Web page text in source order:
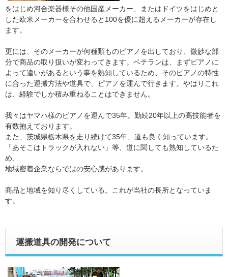
をはじめ河合楽器様その他国産メーカー、またはドイツをはじめと
した欧米メーカーを合わせると100を優に超えるメーカーが存在し
ます。
更には、そのメーカーが何種類ものピアノを出しており、微妙な部
分で商品の取り扱いが変わってきます。ベテランは、まずピアノに
よって違いがあるという事を熟知しているため、そのピアノの特性
に合った運搬方法や道具で、ピアノを運んで行きます。やはりこれ
は、経験でしか積み重ねることはできません。
我々はヤマハ様のピアノを運んで35年。勤続20年以上の高技能者を
有数抱えております。
また、茨城県栃木県を走り続けて35年、道も良く知っています。
「あそこはトラックが入れない」等、道に関しても熟知しているた
め、
地域密着企業ならではの安心感があります。
商品と地域を知り尽くしている。これが当社の長所となっていま
す。
運搬道具の開発について